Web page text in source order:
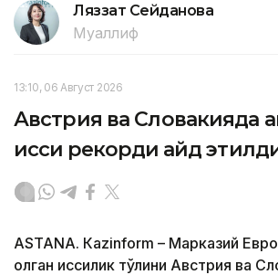
Ляззат Сейданова
Муаллиф
13:10, 06 Август 2026
Австрия ва Словакияда
иссиқ рекорди қайд
ASTANА. Кazinform – Марказий
олган иссиқлик тўлқини Австрия ва